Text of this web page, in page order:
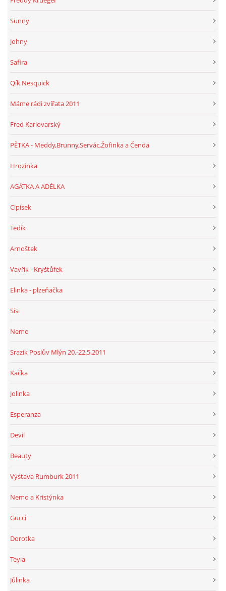
Sunny
Johny
Safira
Qík Nesquick
Máme rádi zvířata 2011
Fred Karlovarský
PĚTKA - Meddy,Brunny,Servác,Žofinka a Čenda
Hrozinka
AGÁTKA A ADÉLKA
Cipísek
Tedík
Arnoštek
Vavřík - Kryštůfek
Elinka - plzeňačka
Sisi
Nemo
Srazík Poslův Mlýn 20.-22.5.2011
Kačka
Jolinka
Esperanza
Devil
Beauty
Výstava Rumburk 2011
Nemo a Kristýnka
Gucci
Dorotka
Teyla
Jůlinka